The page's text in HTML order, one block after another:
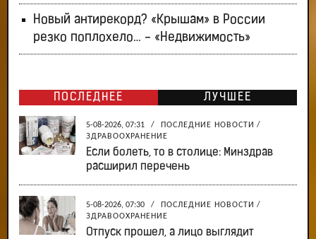
Новый антирекорд? «Крышам» в России
резко поплохело… - «Недвижимость»
ПОСЛЕДНЕЕ ЛУЧШЕЕ
5-08-2026, 07:31 / ПОСЛЕДНИЕ НОВОСТИ /
ЗДРАВООХРАНЕНИЕ
Если болеть, то в столице: Минздрав
расширил перечень
5-08-2026, 07:30 / ПОСЛЕДНИЕ НОВОСТИ /
ЗДРАВООХРАНЕНИЕ
Отпуск прошел, а лицо выглядит